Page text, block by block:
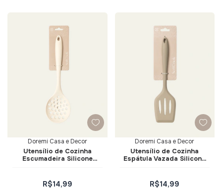
Doremi Casa e Decor
Utensílio de Cozinha
Escumadeira Silicone
R$14,99
Doremi Casa e Decor
Utensílio de Cozinha
Espátula Vazada Silicone
R$14,99